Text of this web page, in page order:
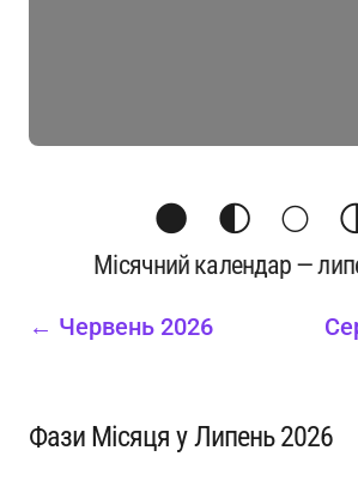
🌑 🌓 🌕
Місячний календар —
← Червень 2026
Фази Місяця у Липень 2026